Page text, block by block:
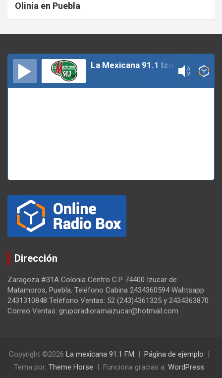
Olinia en Puebla
Dirección
Zaragoza #31A Colonia Centro C.P 74400 Izucar de
Matamoros, Puebla. Teléfono Cabina 2434360594 Wahtsapp
2431310848 Teléfono Ventas: 52 (243)4361325 y 2434363870
Correo Ventas: gruporadioramaizucar@hotmail.com
Copyright ©2026 La mexicana 91.1 FM
Página de ejemplo
Tema por: Theme Horse Funciona gracias a: WordPress